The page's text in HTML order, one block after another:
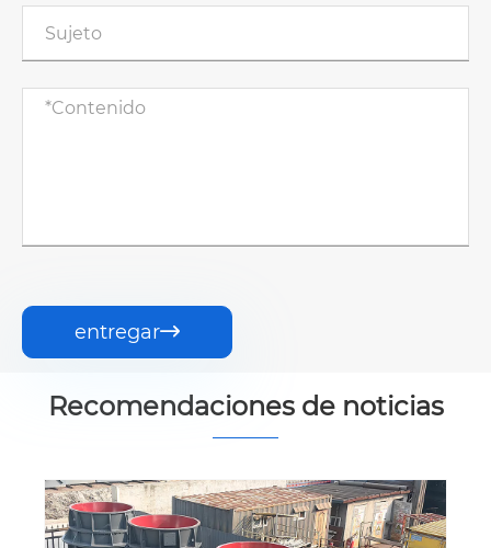
entregar
Recomendaciones de noticias